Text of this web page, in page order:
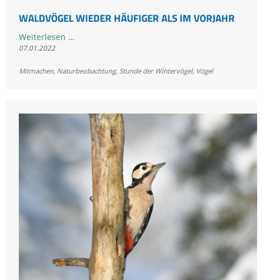
WALDVÖGEL WIEDER HÄUFIGER ALS IM VORJAHR
Weiterlesen …Waldvögel
07.01.2022
Mitmachen, Naturbeobachtung, Stunde der Wintervögel, Vögel